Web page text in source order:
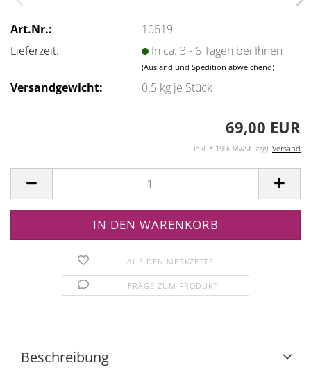
Art.Nr.:
10619
Lieferzeit:
In ca. 3 - 6 Tagen bei Ihnen
(Ausland und Spedition abweichend)
Versandgewicht: 0.5 kg je Stück
69,00 EUR
inkl. * 19% MwSt. zzgl. Versand
AUF DEN MERKZETTEL
FRAGE ZUM PRODUKT
Beschreibung